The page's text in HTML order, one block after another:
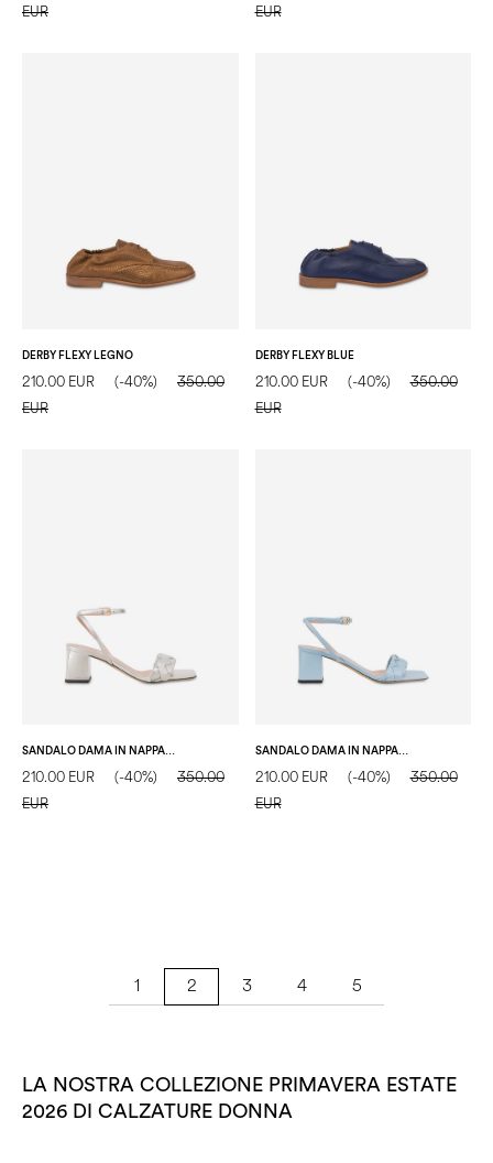
EUR
EUR
DERBY FLEXY LEGNO
210.00 EUR (-40%)
350.00
EUR
DERBY FLEXY BLUE
210.00 EUR (-40%)
350.00
EUR
SANDALO DAMA IN NAPPA LAMINATA ARGENTO
210.00 EUR (-40%)
350.00
EUR
SANDALO DAMA IN NAPPA ACQUA
210.00 EUR (-40%)
350.00
EUR
1 2 3 4 5
LA NOSTRA COLLEZIONE PRIMAVERA ESTATE
2026 DI CALZATURE DONNA